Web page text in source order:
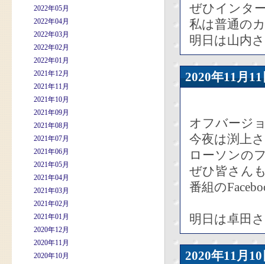
2022年05月
2022年04月
2022年03月
2022年02月
2022年01月
2021年12月
2021年11月
2021年10月
2021年09月
2021年08月
2021年07月
2021年06月
2021年05月
2021年04月
2021年03月
2021年02月
2021年01月
2020年12月
2020年11月
2020年10月
ぜひインタ
私は普通の
明日は山内
2020年11
オフバージ
今夜は渕上
ローソンの
ぜひ皆さん
番組の
明日は卓田
2020年11